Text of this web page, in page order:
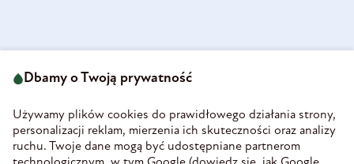
58-160 Świebodzice
REGON 890213034
INFORMACJE
Dbamy o Twoją prywatność
Używamy plików cookies do prawidłowego działania strony,
personalizacji reklam, mierzenia ich skuteczności oraz analizy
ruchu. Twoje dane mogą być udostępniane partnerom